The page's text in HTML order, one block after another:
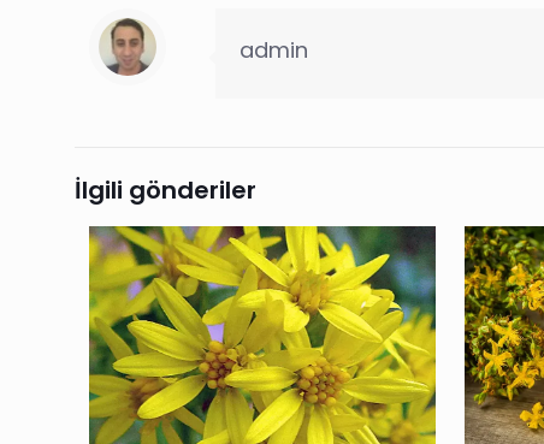
admin
İlgili gönderiler